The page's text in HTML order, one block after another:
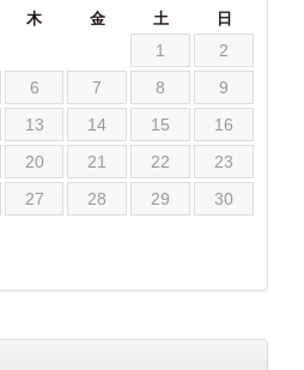
木 金 土 日
1
2
6 7 8
9
13 14 15
16
20 21 22
23
27 28 29
30